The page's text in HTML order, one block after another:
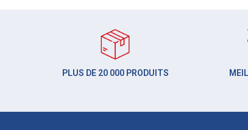
PLUS DE 20 000 PRODUITS